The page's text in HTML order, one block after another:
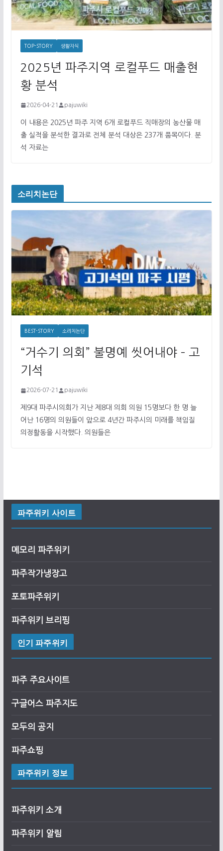
TOP-STORY 생활지식
2025년 파주지역 로컬푸드 매출현
황 분석
2026-04-21 pajuwiki
이 내용은 2025년 파주 지역 6개 로컬푸드 직매장의 농산물 매
출 실적을 분석한 결과로 전체 분석 대상은 237개 품목이다. 분
석 자료는
소리치논단
BEST-STORY 소리치논단
“거수기 의회” 불명예 씻어내야 – 고
기석
2026-07-21 pajuwiki
제9대 파주시의회가 지난 제8대 의회 의원 15명보다 한 명 늘
어난 16명의 의원들이 앞으로 4년간 파주시의 미래를 책임질
의정활동을 시작했다. 의원들은
파주위키 사이트
메모리 파주위키
파주작가냉장고
포토파주위키
파주위키 브리핑
인기 파주위키
파주 주요사이트
구글어스 파주지도
모두의 공지
파주쇼핑
파주위키 정보
파주위키 소개
파주위키 알림